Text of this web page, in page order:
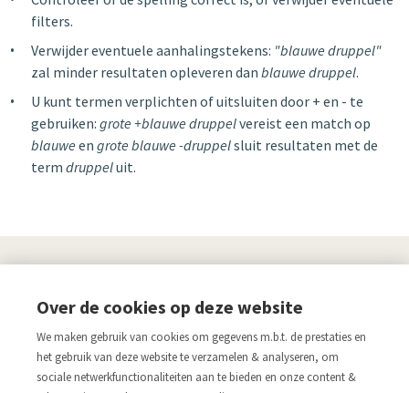
filters.
Verwijder eventuele aanhalingstekens: "blauwe druppel"
zal minder resultaten opleveren dan blauwe druppel.
U kunt termen verplichten of uitsluiten door + en - te
gebruiken: grote +blauwe druppelvereist een match op
blauwe en grote blauwe -druppelsluit resultaten met de
term druppeluit.
Links
Aanmelden nieuwsbrief
Pers
Acco.be
Algemene voorwaarden
Over de cookies op deze website
We maken gebruik van cookies om gegevens m.b.t. de prestaties en
het gebruik van deze website te verzamelen & analyseren, om
sociale netwerkfunctionaliteiten aan te bieden en onze content &